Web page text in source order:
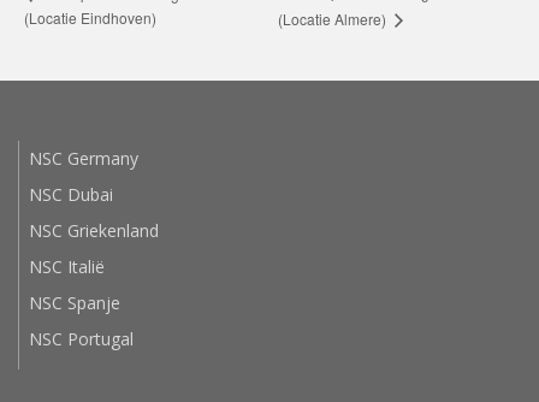
(Locatie Eindhoven)
(Locatie Almere)
NSC Germany
NSC Dubai
NSC Griekenland
NSC Italië
NSC Spanje
NSC Portugal